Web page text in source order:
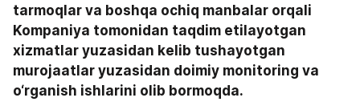
tarmoqlar va boshqa ochiq manbalar orqali
Kompaniya tomonidan taqdim etilayotgan
xizmatlar yuzasidan kelib tushayotgan
murojaatlar yuzasidan doimiy monitoring va
o‘rganish ishlarini olib bormoqda.